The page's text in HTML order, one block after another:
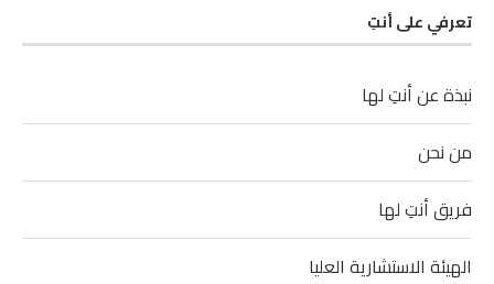
تعرفي على أنتِ
نبذة عن أنتِ لها
من نحن
فريق أنتِ لها
الهيئة الاستشارية العليا